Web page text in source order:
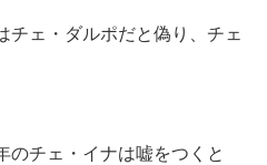
チェ・ダルポだと偽り、チェ
のチェ・イナは嘘をつくと